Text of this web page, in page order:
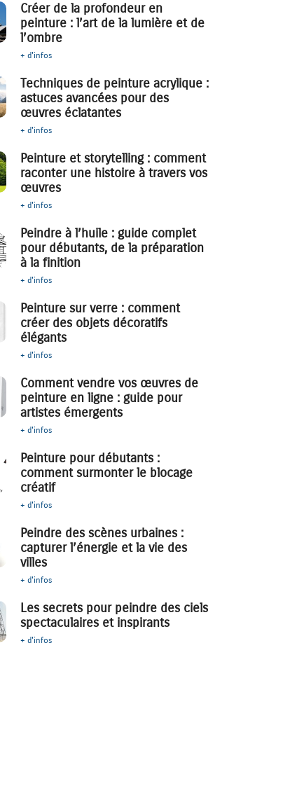
Créer de la profondeur en
peinture : l’art de la lumière et de
l’ombre
+ d'infos
Techniques de peinture acrylique :
astuces avancées pour des
œuvres éclatantes
+ d'infos
Peinture et storytelling : comment
raconter une histoire à travers vos
œuvres
+ d'infos
Peindre à l’huile : guide complet
pour débutants, de la préparation
à la finition
+ d'infos
Peinture sur verre : comment
créer des objets décoratifs
élégants
+ d'infos
Comment vendre vos œuvres de
peinture en ligne : guide pour
artistes émergents
+ d'infos
Peinture pour débutants :
comment surmonter le blocage
créatif
+ d'infos
Peindre des scènes urbaines :
capturer l’énergie et la vie des
villes
+ d'infos
Les secrets pour peindre des ciels
spectaculaires et inspirants
+ d'infos